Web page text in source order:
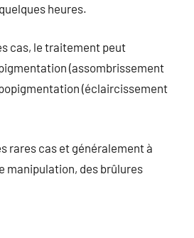
heures.
cas, le traitement peut
(assombrissement
(éclaircissement
rares cas et généralement à
manipulation, des brûlures